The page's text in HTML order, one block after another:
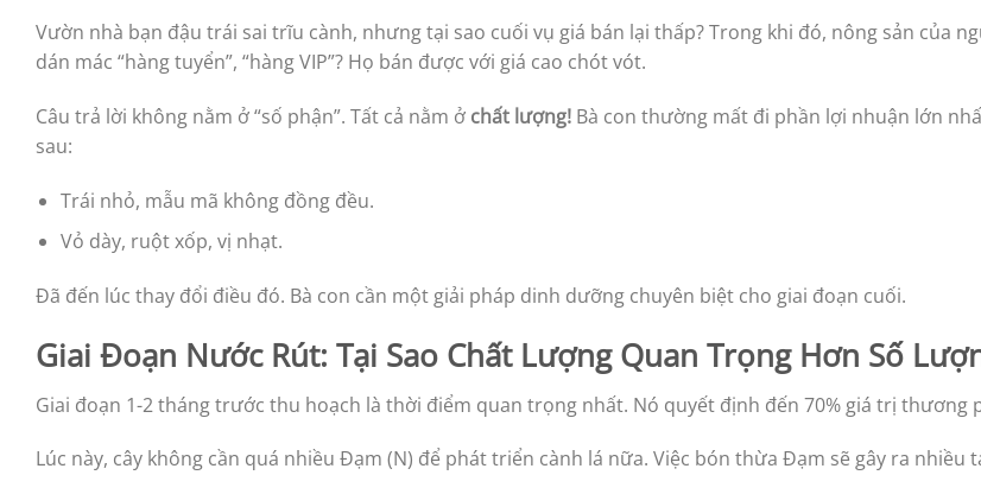
Vườn nhà bạn đậu trái sai trĩu cành, nhưng tại sao cuối vụ giá bán lại thấp? Trong khi đó, nông sản của
dán mác “hàng tuyển”, “hàng VIP”? Họ bán được với giá cao chót vót.
Câu trả lời không nằm ở “số phận”. Tất cả nằm ở chất lượng! Bà con thường mất đi phần lợi nhuận lớn
sau:
Trái nhỏ, mẫu mã không đồng đều.
Vỏ dày, ruột xốp, vị nhạt.
Đã đến lúc thay đổi điều đó. Bà con cần một giải pháp dinh dưỡng chuyên biệt cho giai đoạn cuối.
Giai Đoạn Nước Rút: Tại Sao Chất Lượng Quan Trọng Hơn Số
Giai đoạn 1-2 tháng trước thu hoạch là thời điểm quan trọng nhất. Nó quyết định đến 70% giá trị thương
Lúc này, cây không cần quá nhiều Đạm (N) để phát triển cành lá nữa. Việc bón thừa Đạm sẽ gây ra nhiều